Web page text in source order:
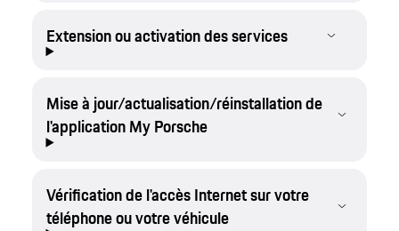
Extension ou activation des services
Mise à jour/actualisation/réinstallation de
l'application My Porsche
Vérification de l'accès Internet sur votre
téléphone ou votre véhicule